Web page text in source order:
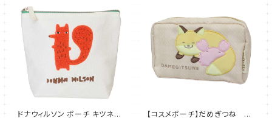
ドナウィルソン ポーチ キツネリ 【コスメポーチ】だめぎつね マ